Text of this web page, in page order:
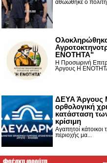
αθωώθηκε ο
ΕΝΟΤΗΤΑ"
Η Προσωρινή
Άργους Η
ΔΕΥΑ Άργους
ορθολογική
κατάσταση
κρίσιμη
Αγαπητοί κάτοικοι
περιοχής μα...